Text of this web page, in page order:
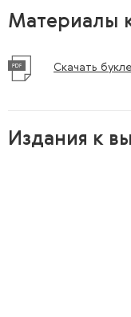
Материалы
Скачать
Издания к